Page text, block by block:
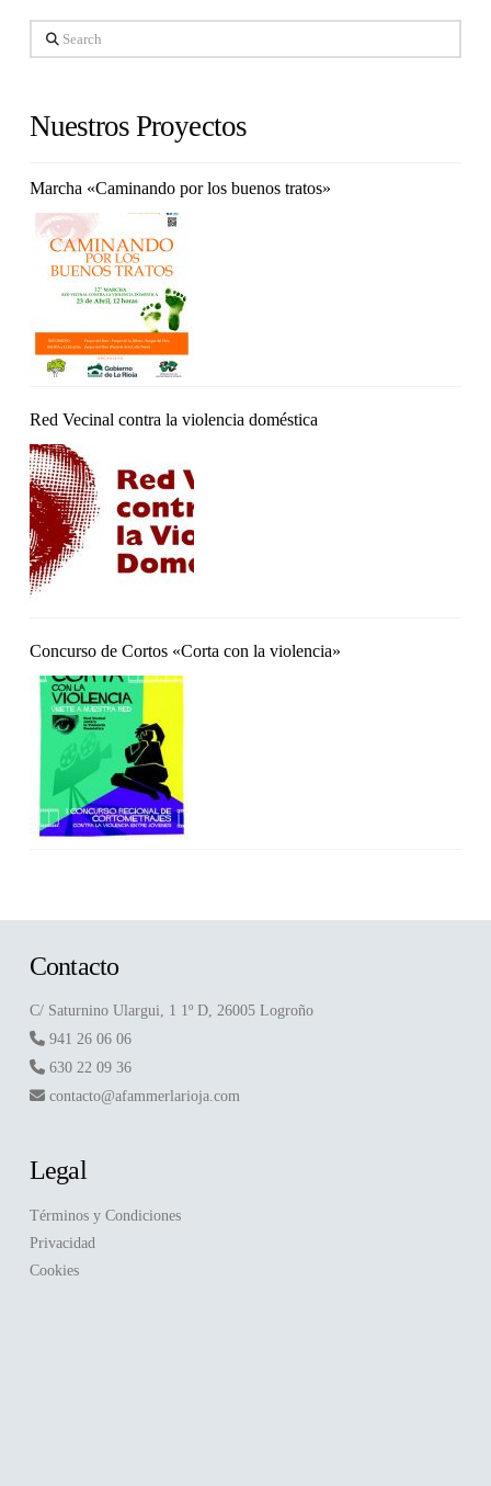
Search
Nuestros Proyectos
Marcha «Caminando por los buenos tratos»
Red Vecinal contra la violencia doméstica
Concurso de Cortos «Corta con la violencia»
Contacto
C/ Saturnino Ulargui, 1 1º D, 26005 Logroño
941 26 06 06
630 22 09 36
contacto@afammerlarioja.com
Legal
Términos y Condiciones
Privacidad
Cookies